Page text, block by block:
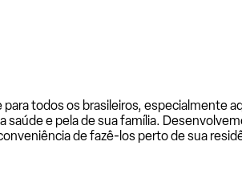
todos os brasileiros, especialmente
e pela de sua família.
de fazê-los perto de sua